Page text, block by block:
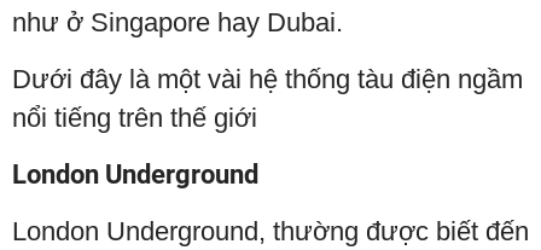
như ở Singapore hay Dubai.
Dưới đây là một vài hệ thống tàu điện ngầm
nổi tiếng trên thế giới
London Underground
London Underground, thường được biết đến